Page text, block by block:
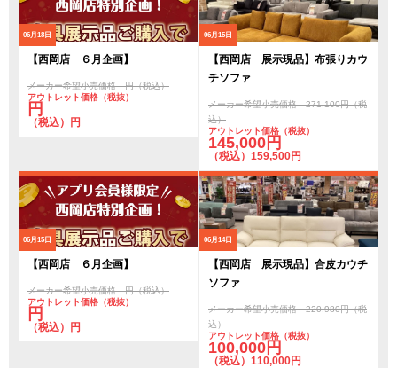
06月18日
【西岡店 ６月企画】
メーカー希望小売価格 円（税込）
アウトレット価格（税抜）
円
（税込）円
06月15日
【西岡店 展示現品】布張りカウ
チソファ
メーカー希望小売価格 271,100円（税
込）
アウトレット価格（税抜）
145,000円
（税込）159,500円
06月15日
【西岡店 ６月企画】
メーカー希望小売価格 円（税込）
アウトレット価格（税抜）
円
（税込）円
06月14日
【西岡店 展示現品】合皮カウチ
ソファ
メーカー希望小売価格 220,980円（税
込）
アウトレット価格（税抜）
100,000円
（税込）110,000円